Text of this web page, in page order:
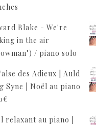
Blake - We're
in the air
/ piano solo
des Adieux | Auld
Syne | Noël au piano
€
relaxant au piano |